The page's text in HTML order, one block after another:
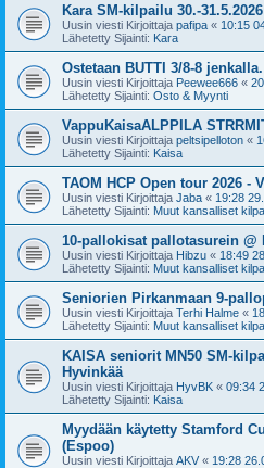
Kara SM-kilpailu 30.-31.5.2026
Uusin viesti Kirjoittaja pafipa « 10:15
Lähetetty Sijainti: Kara
Ostetaan BUTTI 3/8-8 jenkalla.
Uusin viesti Kirjoittaja Peewee666 «
Lähetetty Sijainti: Osto & Myynti
VappuKaisaALPPILA
Uusin viesti Kirjoittaja peltsipelloton «
Lähetetty Sijainti: Kaisa
TAOM HCP Open tour 2026 -
Uusin viesti Kirjoittaja Jaba « 19:28
Lähetetty Sijainti: Muut kansalliset
10-pallokisat pallotasurein @
Uusin viesti Kirjoittaja Hibzu « 18:49
Lähetetty Sijainti: Muut kansalliset
Seniorien Pirkanmaan 9-
Uusin viesti Kirjoittaja Terhi Halme «
Lähetetty Sijainti: Muut kansalliset
KAISA seniorit MN50 SM-
Hyvinkää
Uusin viesti Kirjoittaja HyvBK « 09:34
Lähetetty Sijainti: Kaisa
Myydään käytetty Stamford
(Espoo)
Uusin viesti Kirjoittaja AKV « 19:28